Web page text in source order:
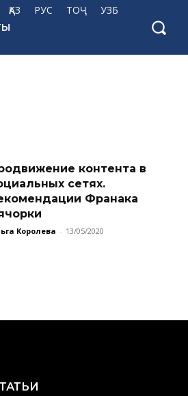
ҚАЗ РУС ТОҶ УЗБ
контента в
сетях.
Франака
Королева - 13/05/2020